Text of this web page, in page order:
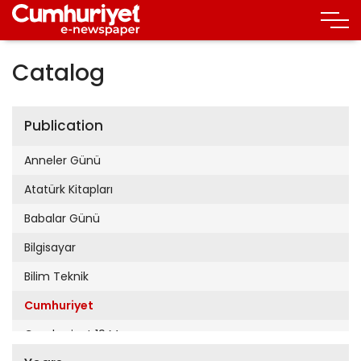
Catalog
Publication
Anneler Günü
Atatürk Kitapları
Babalar Günü
Bilgisayar
Bilim Teknik
Cumhuriyet
Cumhuriyet 19 Mayıs